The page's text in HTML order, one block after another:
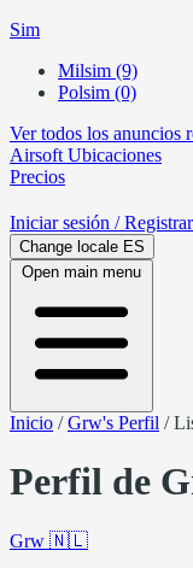
Sim
Milsim (9)
Polsim (0)
Ver todos los anuncios
Airsoft Ubicaciones
Precios
Iniciar sesión /
Change locale ES
Open main menu
Inicio /Grw's Perfil /
Perfil de
Grw 🇳🇱